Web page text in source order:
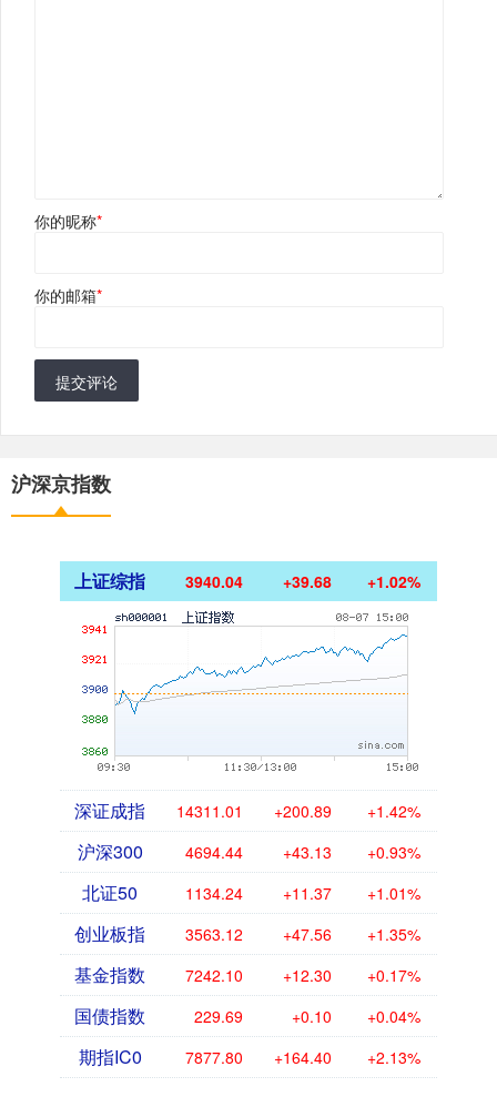
你的昵称*
你的邮箱*
提交评论
沪深京指数
上证综指 3940.04 +39.68 +1.02%
深证成指 14311.01 +200.89 +1.42%
沪深300 4694.44 +43.13 +0.93%
北证50 1134.24 +11.37 +1.01%
创业板指 3563.12 +47.56 +1.35%
基金指数 7242.10 +12.30 +0.17%
国债指数 229.69 +0.10 +0.04%
期指IC0 7877.80 +164.40 +2.13%